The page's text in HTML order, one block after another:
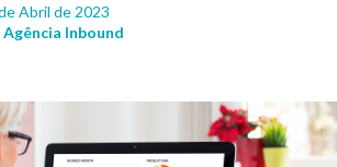
Abril de 2023
Agência Inbound